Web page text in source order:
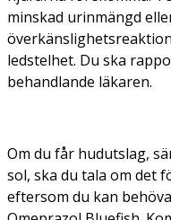
minskad urinmängd
ledstelhet. Du ska
behandlande läkaren.
Om du får hudutslag,
sol, ska du tala om det
eftersom du kan